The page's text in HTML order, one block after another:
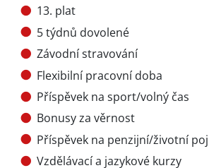
13. plat
5 týdnů dovolené
Závodní stravování
Flexibilní pracovní doba
Příspěvek na sport/volný čas
Bonusy za věrnost
Příspěvek na penzijní/životní
Vzdělávací a jazykové kurzy